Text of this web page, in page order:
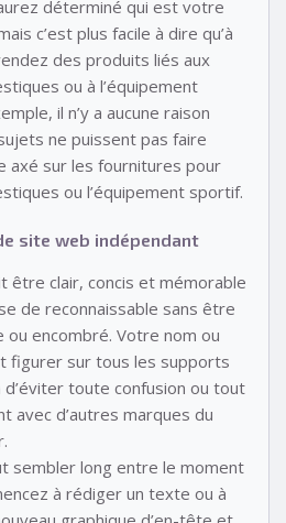
déterminé qui est votre
c’est plus facile à dire qu’à
des produits liés aux
ou à l’équipement
il n’y a aucune raison
ne puissent pas faire
axé sur les fournitures pour
ou l’équipement sportif.
site web indépendant
être clair, concis et mémorable
de reconnaissable sans être
encombré. Votre nom ou
figurer sur tous les supports
toute confusion ou tout
avec d’autres marques du
sembler long entre le moment
à rédiger un texte ou à